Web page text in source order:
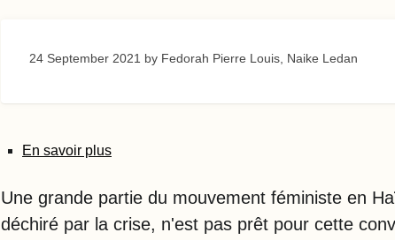
24 September 2021 by Fedorah Pierre Louis, Naike Ledan
En savoir plus
Une grande partie du mouvement féministe en
déchiré par la crise, n'est pas prêt pour cette